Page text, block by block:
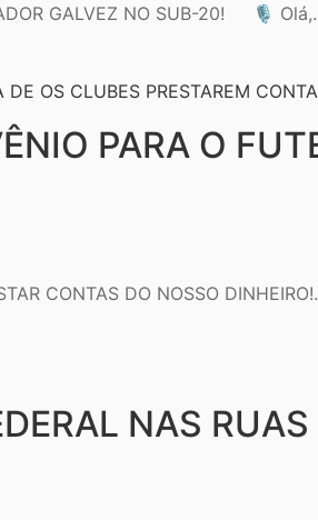
GALVEZ NO SUB-20! 🎙️
PARA O
CONTAS DO NOSSO
NAS RUAS